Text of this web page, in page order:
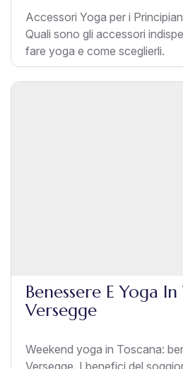
Accessori Yoga per i
Quali sono gli accessori
fare yoga e come sceglierli.
Benessere E Yoga
Versegge
Weekend yoga in Toscana: